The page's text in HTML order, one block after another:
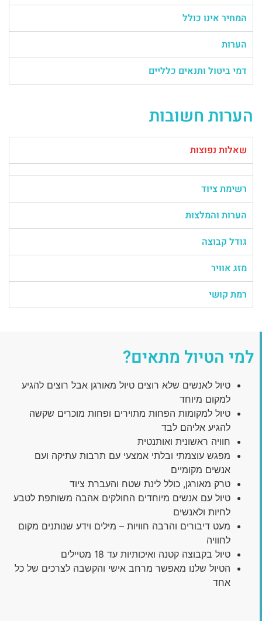
המחיר אינו כולל
הערות
דמי ביטול ותנאים כלליים
הערות חשובות
שאלות נפוצות
רשימת ציוד
הערות והמלצות
גודל קבוצה
מזג אוויר
רמת קושי
למי הטיול מתאים?
טיול לאנשים שלא רוצים טיול מאורגן אבל רוצים להגיע
למקום מיוחד
טיול למקומות הפחות מתוירים ופחות מוכרים שקשה
להגיע אליהם לבד
חוויה ראשונית ואותנטית
מפגש עוצמתי ובלתי אמצעי עם תרבות עתיקה ועם
אנשים מקומיים
טרק מאורגן, כולל לינת שטח והעברת ציוד
טיול עם אנשים מיוחדים החולקים אהבה משותפת לטבע
לחיות ולאנשים
מעט דיבורים והרבה חוויות – מילים וידע שנותנים מקום
לחוויה
טיול בקבוצה קטנה ואיכותיות עד 18 מטיילים
הטיול שלנו מאפשר מרחב אישי והקשבה לצרכים של כל
אחד